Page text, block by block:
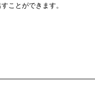
ことができます。